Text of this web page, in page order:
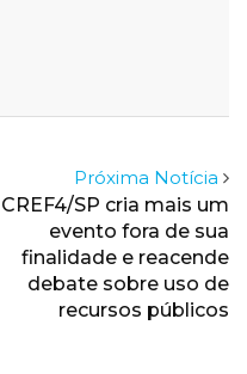
Próxima Notícia
CREF4/SP cria mais um
evento fora de sua
finalidade e reacende
debate sobre uso de
recursos públicos